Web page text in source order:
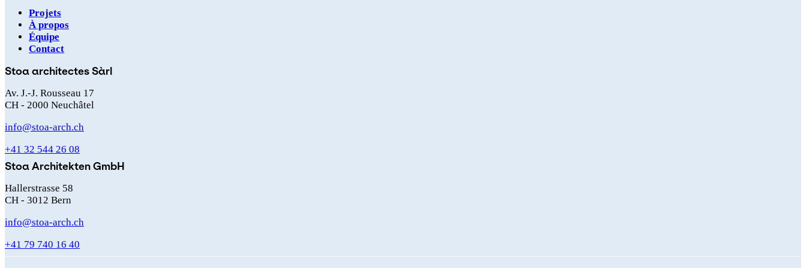
Navigation
principale
Projets
À propos
Équipe
Contact
Stoa architectes Sàrl
Av. J.-J. Rousseau 17
CH - 2000 Neuchâtel
info@stoa-arch.ch
+41 32 544 26 08
Stoa Architekten GmbH
Hallerstrasse 58
CH - 3012 Bern
info@stoa-arch.ch
+41 79 740 16 40